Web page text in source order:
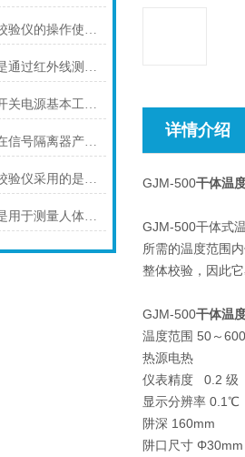
便携式干体温度校验仪的操作使用步骤
干体温度校验仪是通过红外线测温技术实现的
数字显示仪中的开关电源基本工作原理
​无源滤波器电路在信号隔离器产品中的应用原理
便携式干体温度校验仪采用的是红外线温度传感器
干体温度校验仪是用于测量人体温度的仪器
详情介绍
GJM-500干体温
GJM-500干体式
所需的温度范围
整体校验，因此
GJM-500干体温
温度范围 50～
热源电热
仪表精度 0.2 级
显示分辨率 0.1℃
阱深 160mm
阱口尺寸 Φ30mm